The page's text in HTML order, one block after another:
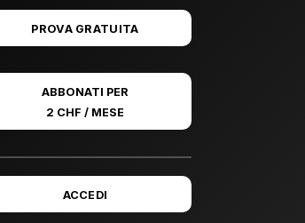
PROVA GRATUITA
ABBONATI PER
2 CHF / MESE
ACCEDI